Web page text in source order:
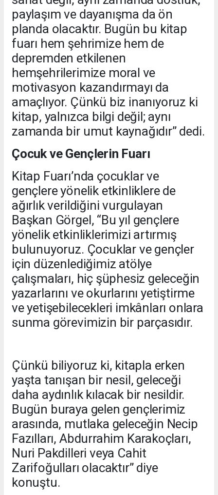
paylaşım ve dayanışma da ön
planda olacaktır. Bugün bu kitap
fuarı hem şehrimize hem de
depremden etkilenen
hemşehrilerimize moral ve
motivasyon kazandırmayı da
amaçlıyor. Çünkü biz inanıyoruz ki
kitap, yalnızca bilgi değil; aynı
zamanda bir umut kaynağıdır” dedi.
Çocuk ve Gençlerin Fuarı
Kitap Fuarı’nda çocuklar ve
gençlere yönelik etkinliklere de
ağırlık verildiğini vurgulayan
Başkan Görgel, “Bu yıl gençlere
yönelik etkinliklerimizi artırmış
bulunuyoruz. Çocuklar ve gençler
için düzenlediğimiz atölye
çalışmaları, hiç şüphesiz geleceğin
yazarlarını ve okurlarını yetiştirme
ve yetişebilecekleri imkânları onlara
sunma görevimizin bir parçasıdır.
Çünkü biliyoruz ki, kitapla erken
yaşta tanışan bir nesil, geleceği
daha aydınlık kılacak bir nesildir.
Bugün buraya gelen gençlerimiz
arasında, mutlaka geleceğin Necip
Fazılları, Abdurrahim Karakoçları,
Nuri Pakdilleri veya Cahit
Zarifoğulları olacaktır” diye
konuştu.